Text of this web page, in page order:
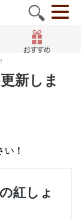
新しま
！